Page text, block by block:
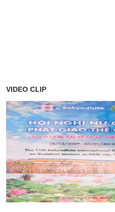
VIDEO CLIP